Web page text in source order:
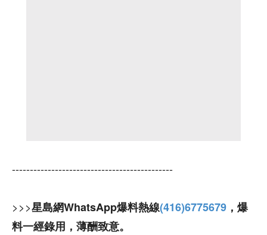
---------------------------------------------
>>>星島網WhatsApp爆料熱線(416)6775679 ，爆
料一經錄用，薄酬致意。